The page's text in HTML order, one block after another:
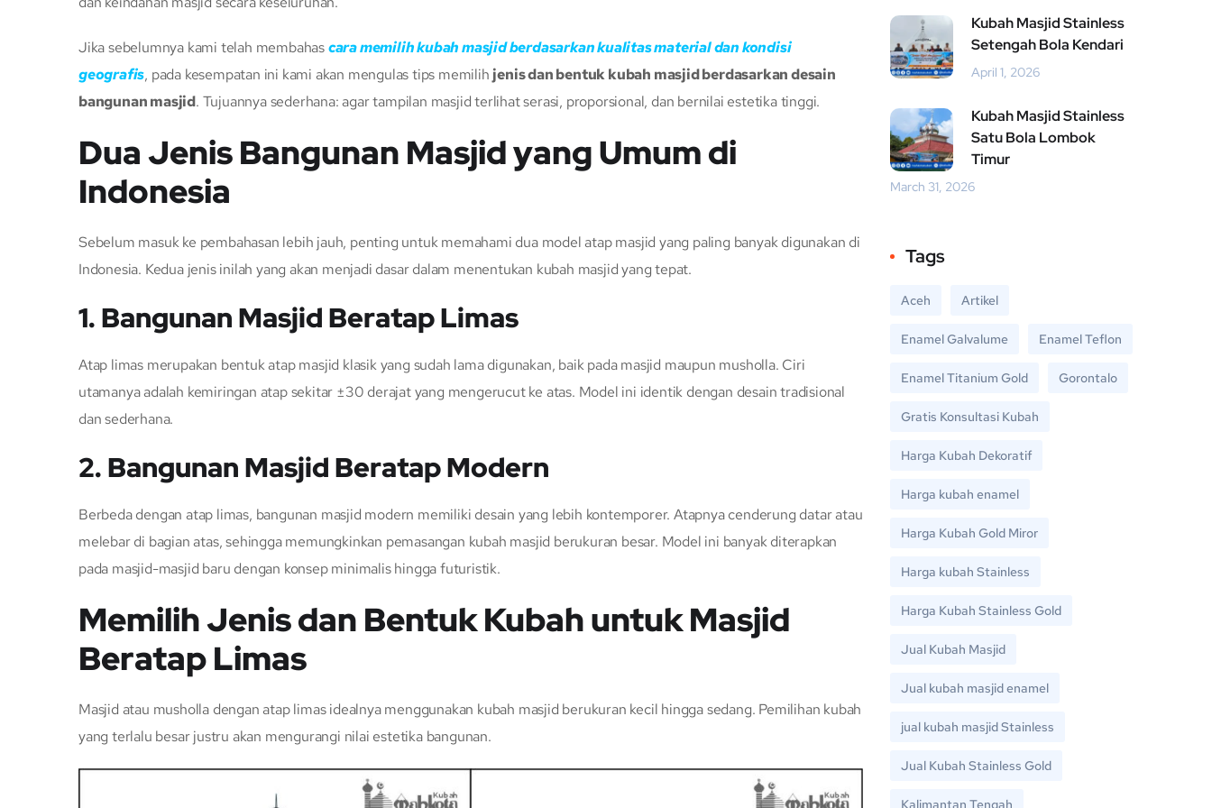
Jika sebelumnya kami telah membahascara memilih kubah masjid berdasarkan kualitas material dan kondisi
geografis, pada kesempatan ini kami akan mengulas tips memilih jenis dan bentuk kubah masjid berdasarkan desain
bangunan masjid. Tujuannya sederhana: agar tampilan masjid terlihat serasi, proporsional, dan bernilai estetika tinggi.
Dua Jenis Bangunan Masjid yang Umum di
Indonesia
Sebelum masuk ke pembahasan lebih jauh, penting untuk memahami dua model atap masjid yang paling banyak digunakan di
Indonesia. Kedua jenis inilah yang akan menjadi dasar dalam menentukan kubah masjid yang tepat.
1. Bangunan Masjid Beratap Limas
Atap limas merupakan bentuk atap masjid klasik yang sudah lama digunakan, baik pada masjid maupun musholla. Ciri
utamanya adalah kemiringan atap sekitar ±30 derajat yang mengerucut ke atas. Model ini identik dengan desain tradisional
dan sederhana.
2. Bangunan Masjid Beratap Modern
Berbeda dengan atap limas, bangunan masjid modern memiliki desain yang lebih kontemporer. Atapnya cenderung datar atau
melebar di bagian atas, sehingga memungkinkan pemasangan kubah masjid berukuran besar. Model ini banyak diterapkan
pada masjid-masjid baru dengan konsep minimalis hingga futuristik.
Memilih Jenis dan Bentuk Kubah untuk Masjid
Beratap Limas
Masjid atau musholla dengan atap limas idealnya menggunakan kubah masjid berukuran kecil hingga sedang. Pemilihan kubah
yang terlalu besar justru akan mengurangi nilai estetika bangunan.
Kubah Masjid Stainless
Setengah Bola Kendari
April 1, 2026
Kubah Masjid Stainless
Satu Bola Lombok
Timur
March 31, 2026
Tags
Aceh Artikel
Enamel Galvalume Enamel Teflon
Enamel Titanium Gold Gorontalo
Gratis Konsultasi Kubah
Harga Kubah Dekoratif
Harga kubah enamel
Harga Kubah Gold Miror
Harga kubah Stainless
Harga Kubah Stainless Gold
Jual Kubah Masjid
Jual kubah masjid enamel
jual kubah masjid Stainless
Jual Kubah Stainless Gold
Kalimantan Tengah